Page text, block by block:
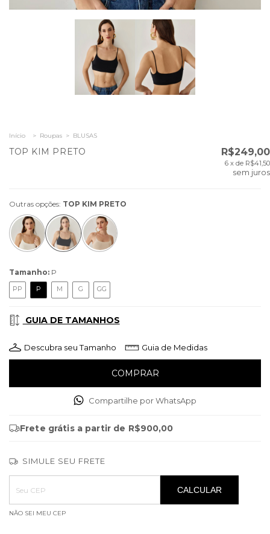
Início > Roupas > BLUSAS
TOP KIM PRETO R$249,00
6 x de R$41,50
sem juros
Outras opções: TOP KIM PRETO
Tamanho: P
PP P M G GG
GUIA DE TAMANHOS
Descubra seu Tamanho Guia de Medidas
Compartilhe por WhatsApp
Frete grátis a partir de R$900,00
SIMULE SEU FRETE
Entregas para o CEP:
ALTERAR CEP
CALCULAR
NÃO SEI MEU CEP